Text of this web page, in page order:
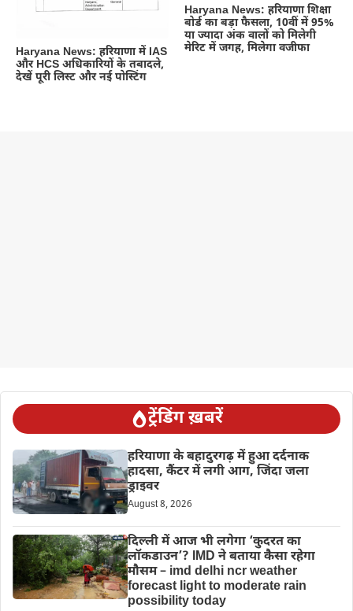
Haryana News: हरियाणा में IAS
और HCS अधिकारियों के तबादले,
देखें पूरी लिस्ट और नई पोस्टिंग
Haryana News: हरियाणा शिक्षा
बोर्ड का बड़ा फैसला, 10वीं में 95%
या ज्यादा अंक वालों को मिलेगी
मेरिट में जगह, मिलेगा वजीफा
ट्रेंडिंग ख़बरें
हरियाणा के बहादुरगढ़ में हुआ दर्दनाक
हादसा, कैंटर में लगी आग, जिंदा जला
ड्राइवर
August 8, 2026
दिल्‍ली में आज भी लगेगा ‘कुदरत का
लॉकडाउन’? IMD ने बताया कैसा रहेगा
मौसम – imd delhi ncr weather
forecast light to moderate rain
possibility today